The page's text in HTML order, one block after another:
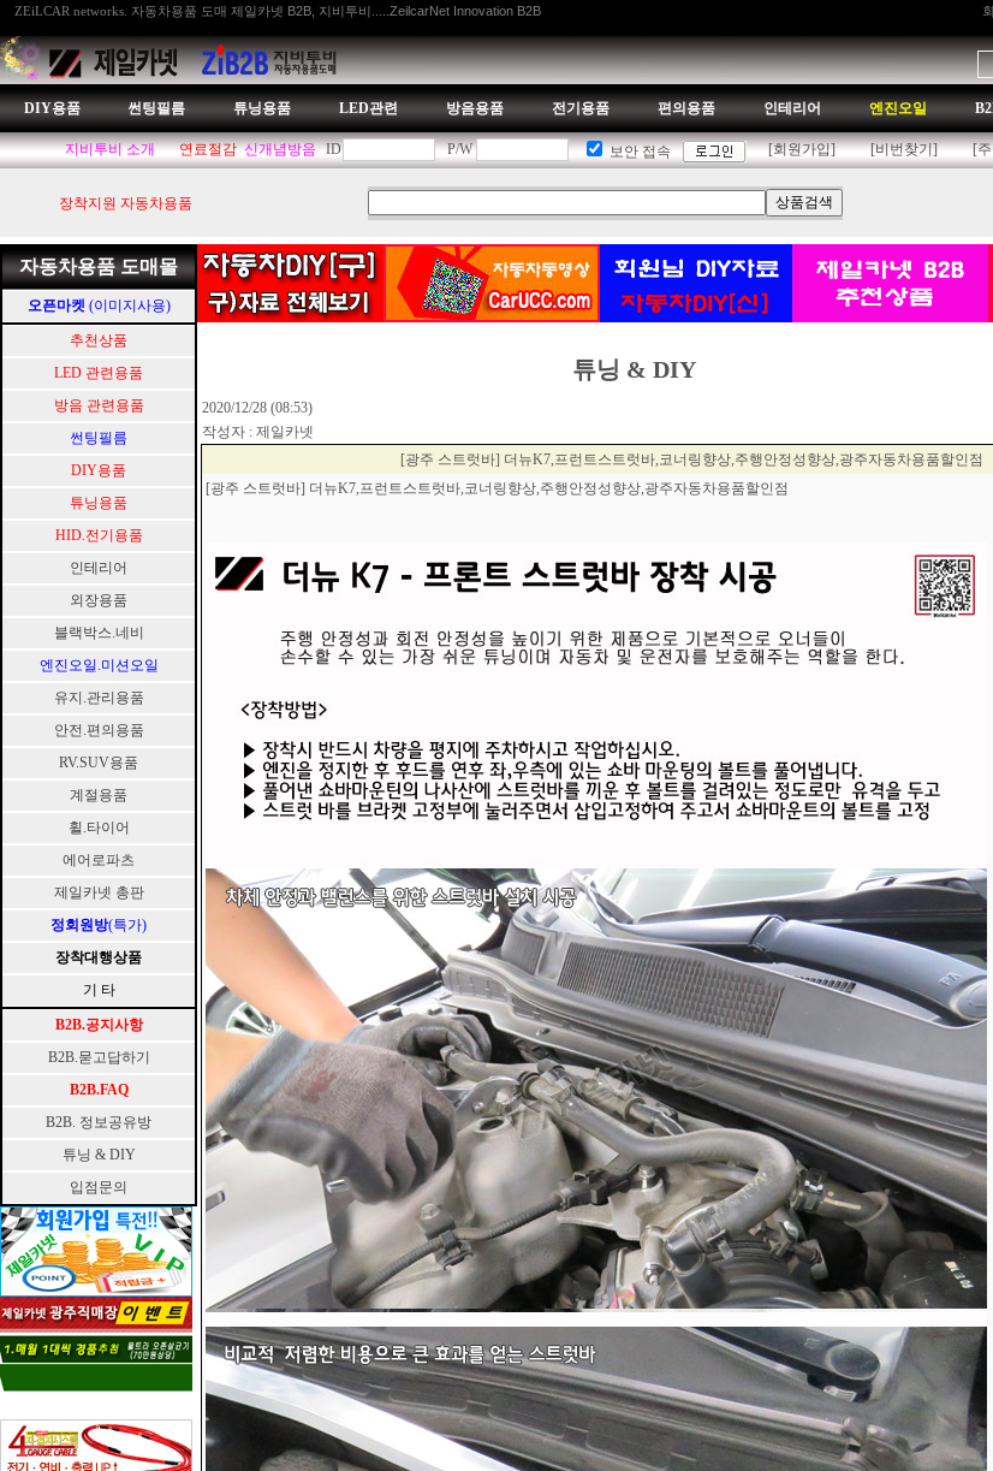
ZEiLCAR networks. 자동차용품 도매 제일카넷 B2B, 지비투비.....ZeilcarNet Innovation B2B
DIY용품 썬팅필름 튜닝용품 LED관련 방음용품 전기용품 편의용품 인테리어 엔진오일
지비투비 소개 연료절감 신개념방음 ID P/W 보안 접속 [회원가입] [비번찾기] [
장착지원 자동차용품
자동차용품 도매몰
오픈마켓 (이미지사용)
추천상품
LED 관련용품
방음 관련용품
썬팅필름
DIY용품
튜닝용품
HID.전기용품
인테리어
외장용품
블랙박스.네비
엔진오일.미션오일
유지.관리용품
안전.편의용품
RV.SUV용품
계절용품
휠.타이어
에어로파츠
제일카넷 총판
정회원방(특가)
장착대행상품
기 타
B2B.공지사항
B2B.묻고답하기
B2B.FAQ
B2B. 정보공유방
튜닝 & DIY
입점문의
튜닝 & DIY
2020/12/28 (08:53)
작성자 : 제일카넷
[광주 스트럿바] 더뉴K7,프런트스트럿바,코너링향상,주행안정성향상,광주자동차용품할인점
[광주 스트럿바] 더뉴K7,프런트스트럿바,코너링향상,주행안정성향상,광주자동차용품할인점